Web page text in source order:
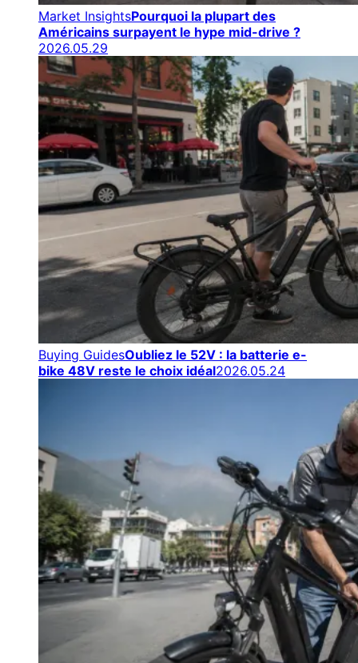
Market InsightsPourquoi la plupart des
Américains surpayent le hype mid-drive ?
2026.05.29
Buying GuidesOubliez le 52V : la batterie e-
bike 48V reste le choix idéal2026.05.24